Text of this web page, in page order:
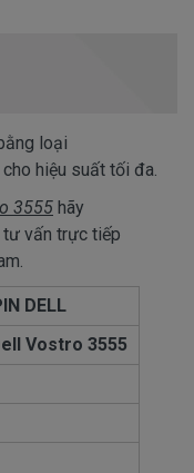
loại
hiệu suất tối đa.
3555 hãy
vấn trực tiếp
DELL
Vostro 3555